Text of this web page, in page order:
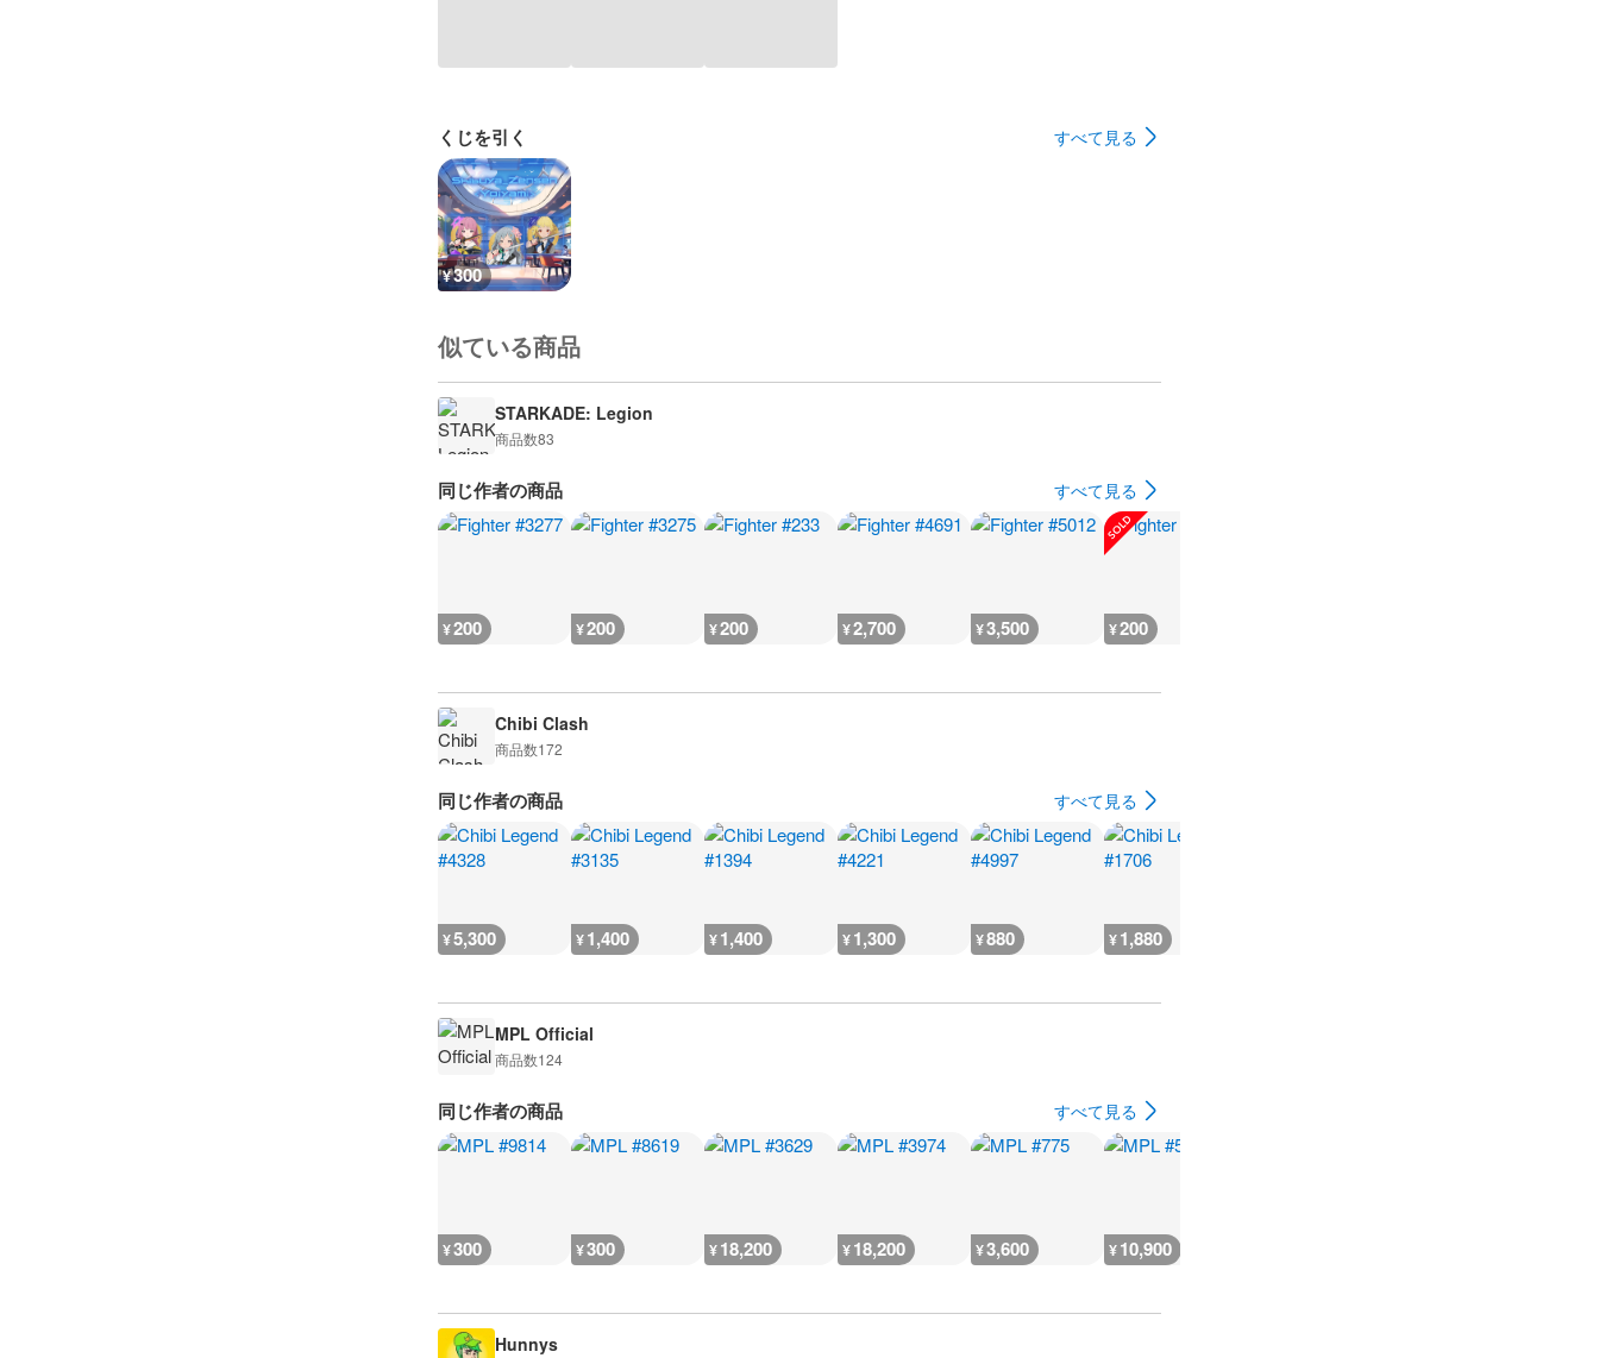
くじを引く すべて見る
¥300
似ている商品
STARKADE: Legion
商品数83
同じ作者の商品 すべて見る
¥200 ¥200 ¥200 ¥2,700 ¥3,500 ¥200
Chibi Clash
商品数172
同じ作者の商品 すべて見る
¥5,300 ¥1,400 ¥1,400 ¥1,300 ¥880 ¥1,880
MPL Official
商品数124
同じ作者の商品 すべて見る
¥300 ¥300 ¥18,200 ¥18,200 ¥3,600 ¥10,900
Hunnys